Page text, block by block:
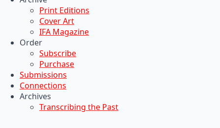
Print Editions
Cover Art
IFA Magazine
Order
Subscribe
Purchase
Submissions
Connections
Archives
Transcribing the Past